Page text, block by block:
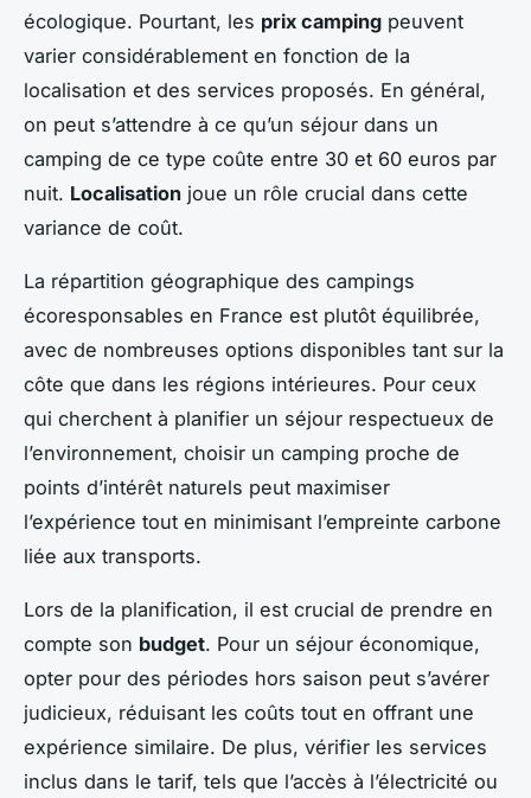
écologique. Pourtant, les prix camping peuvent
varier considérablement en fonction de la
localisation et des services proposés. En général,
on peut s’attendre à ce qu’un séjour dans un
camping de ce type coûte entre 30 et 60 euros par
nuit. Localisation joue un rôle crucial dans cette
variance de coût.
La répartition géographique des campings
écoresponsables en France est plutôt équilibrée,
avec de nombreuses options disponibles tant sur la
côte que dans les régions intérieures. Pour ceux
qui cherchent à planifier un séjour respectueux de
l’environnement, choisir un camping proche de
points d’intérêt naturels peut maximiser
l’expérience tout en minimisant l’empreinte carbone
liée aux transports.
Lors de la planification, il est crucial de prendre en
compte son budget. Pour un séjour économique,
opter pour des périodes hors saison peut s’avérer
judicieux, réduisant les coûts tout en offrant une
expérience similaire. De plus, vérifier les services
inclus dans le tarif, tels que l’accès à l’électricité ou